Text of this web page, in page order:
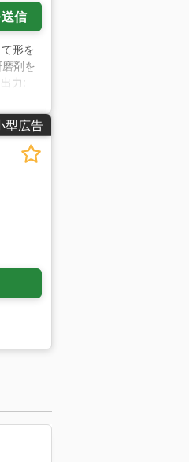
信
形を
剤を
力:
: 350
モジ
まま引
型広告